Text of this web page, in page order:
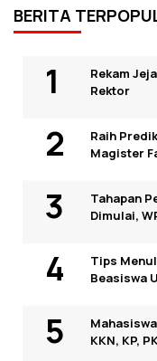
BERITA
Rekam
Rektor
Raih
Magister
Tahapan
Dimulai,
Tips
Beasiswa
KKN, KP,